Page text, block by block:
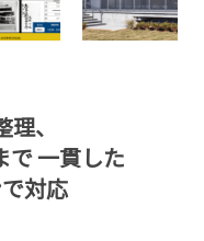
、
で一貫した
対応